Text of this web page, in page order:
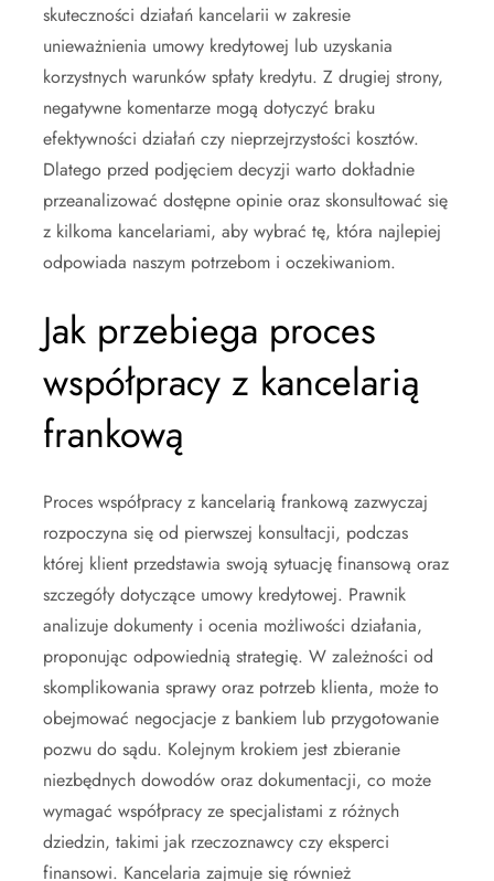
skuteczności działań kancelarii w zakresie
unieważnienia umowy kredytowej lub uzyskania
korzystnych warunków spłaty kredytu. Z drugiej strony,
negatywne komentarze mogą dotyczyć braku
efektywności działań czy nieprzejrzystości kosztów.
Dlatego przed podjęciem decyzji warto dokładnie
przeanalizować dostępne opinie oraz skonsultować się
z kilkoma kancelariami, aby wybrać tę, która najlepiej
odpowiada naszym potrzebom i oczekiwaniom.
Jak przebiega proces
współpracy z kancelarią
frankową
Proces współpracy z kancelarią frankową zazwyczaj
rozpoczyna się od pierwszej konsultacji, podczas
której klient przedstawia swoją sytuację finansową oraz
szczegóły dotyczące umowy kredytowej. Prawnik
analizuje dokumenty i ocenia możliwości działania,
proponując odpowiednią strategię. W zależności od
skomplikowania sprawy oraz potrzeb klienta, może to
obejmować negocjacje z bankiem lub przygotowanie
pozwu do sądu. Kolejnym krokiem jest zbieranie
niezbędnych dowodów oraz dokumentacji, co może
wymagać współpracy ze specjalistami z różnych
dziedzin, takimi jak rzeczoznawcy czy eksperci
finansowi. Kancelaria zajmuje się również